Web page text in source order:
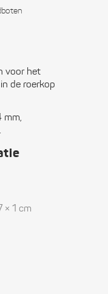
voor het
de roerkop
mm,
× 1 cm